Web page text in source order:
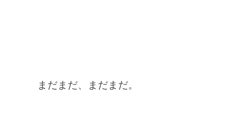
まだまだ、まだまだ。